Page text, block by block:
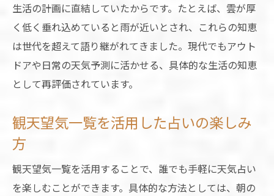
生活の計画に直結していたからです。たとえば、雲が厚
く低く垂れ込めていると雨が近いとされ、これらの知恵
は世代を超えて語り継がれてきました。現代でもアウト
ドアや日常の天気予測に活かせる、具体的な生活の知恵
として再評価されています。
観天望気一覧を活用した占いの楽しみ
方
観天望気一覧を活用することで、誰でも手軽に天気占い
を楽しむことができます。具体的な方法としては、朝の